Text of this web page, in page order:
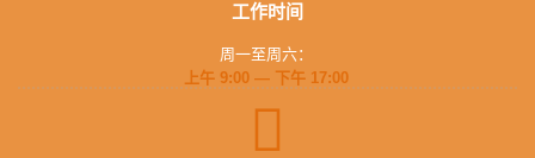
工作时间
周一至周六：
上午 9:00 — 下午 17:00